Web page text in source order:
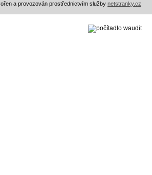
a provozován prostřednictvím služby netstranky.cz